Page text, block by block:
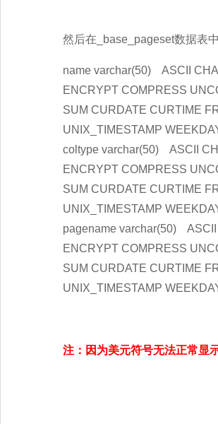
然后在_base_pageset数据表
name varchar(50) ASCII
ENCRYPT COMPRESS
SUM CURDATE CURTIME
UNIX_TIMESTAMP
coltype varchar(50) ASCII
ENCRYPT COMPRESS
SUM CURDATE CURTIME
UNIX_TIMESTAMP
pagename varchar(50)
ENCRYPT COMPRESS
SUM CURDATE CURTIME
UNIX_TIMESTAMP
注：因为美元符号无法正常显